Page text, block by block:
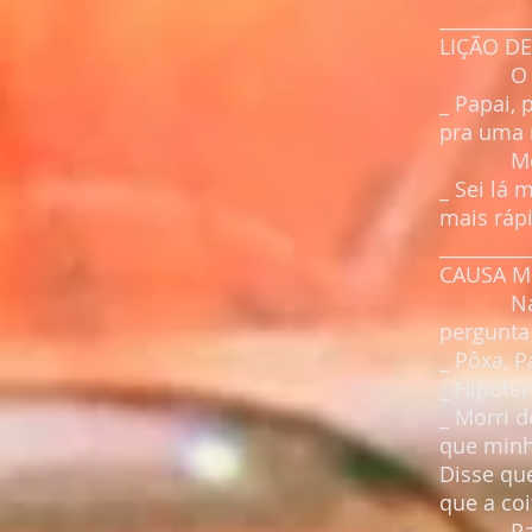
LIÇÃO
O
_
pra uma
Meio
_ Sei
mais
CAUSA
Na fila
_ Pôxa,
_
_ Morri
que
Disse
que a